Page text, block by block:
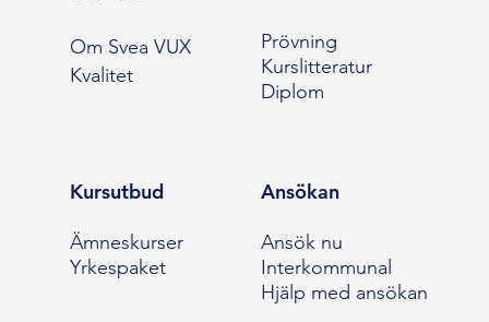
Om Svea VUX
Kvalitet
Prövning
Kurslitteratur
Diplom
Kursutbud
Ämneskurser
Yrkespaket
Ansökan
Ansök nu
Interkommunal
Hjälp med ansökan